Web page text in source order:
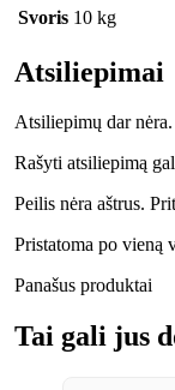
Svoris 10 kg
Atsiliepimai
Atsiliepimų dar nėra.
Rašyti atsiliepimą
Peilis nėra aštrus.
Pristatoma po vieną
Panašus produktai
Tai gali jus